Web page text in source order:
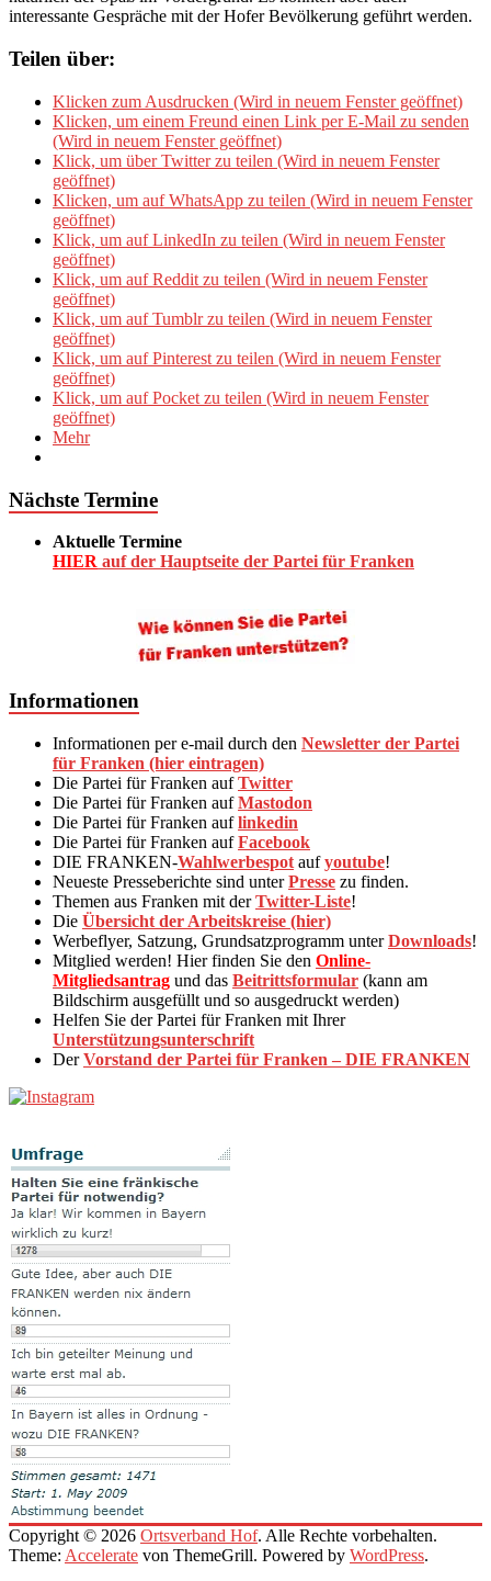
interessante Gespräche mit der Hofer Bevölkerung geführt werden.
Teilen über:
Klicken zum Ausdrucken (Wird in neuem Fenster geöffnet)
Klicken, um einem Freund einen Link per E-Mail zu senden
(Wird in neuem Fenster geöffnet)
Klick, um über Twitter zu teilen (Wird in neuem Fenster
geöffnet)
Klicken, um auf WhatsApp zu teilen (Wird in neuem Fenster
geöffnet)
Klick, um auf LinkedIn zu teilen (Wird in neuem Fenster
geöffnet)
Klick, um auf Reddit zu teilen (Wird in neuem Fenster
geöffnet)
Klick, um auf Tumblr zu teilen (Wird in neuem Fenster
geöffnet)
Klick, um auf Pinterest zu teilen (Wird in neuem Fenster
geöffnet)
Klick, um auf Pocket zu teilen (Wird in neuem Fenster
geöffnet)
Mehr
Nächste Termine
Aktuelle Termine
HIER auf der Hauptseite der Partei für Franken
Informationen
Informationen per e-mail durch den Newsletter der Partei
für Franken (hier eintragen)
Die Partei für Franken aufTwitter
Die Partei für Franken aufMastodon
Die Partei für Franken auflinkedin
Die Partei für Franken aufFacebook
DIE FRANKEN-Wahlwerbespot aufyoutube!
Neueste Presseberichte sind unterPresse zu finden.
Themen aus Franken mit derTwitter-Liste!
Die Übersicht der Arbeitskreise (hier)
Werbeflyer, Satzung, Grundsatzprogramm unterDownloads!
Mitglied werden! Hier finden Sie den Online-
Mitgliedsantrag und das Beitrittsformular (kann am
Bildschirm ausgefüllt und so ausgedruckt werden)
Helfen Sie der Partei für Franken mit Ihrer
Unterstützungsunterschrift
DerVorstand der Partei für Franken – DIE FRANKEN
Copyright © 2026 Ortsverband Hof. Alle Rechte vorbehalten.
Theme: Accelerate von ThemeGrill. Powered by WordPress.